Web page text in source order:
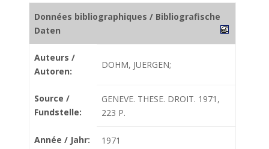
Données bibliographiques / Bibliografische
Daten
Auteurs /
Autoren:
DOHM, JUERGEN;
Source /
Fundstelle:
GENEVE. THESE. DROIT. 1971,
223 P.
Année / Jahr: 1971